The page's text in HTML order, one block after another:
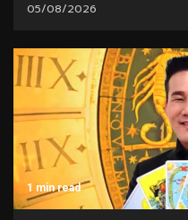
05/08/2026
1 min read